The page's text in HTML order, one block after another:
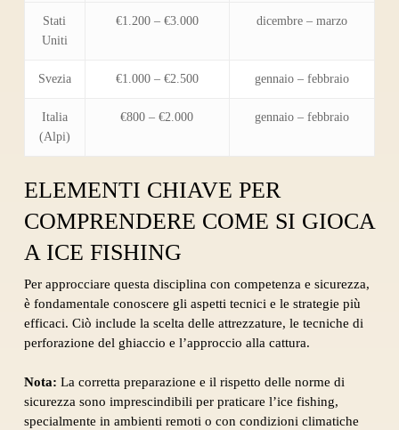
Stati
Uniti
€1.200 – €3.000 dicembre – marzo
Svezia €1.000 – €2.500 gennaio – febbraio
Italia
(Alpi)
€800 – €2.000 gennaio – febbraio
ELEMENTI CHIAVE PER
COMPRENDERE COME SI GIOCA
A ICE FISHING
Per approcciare questa disciplina con competenza e sicurezza,
è fondamentale conoscere gli aspetti tecnici e le strategie più
efficaci. Ciò include la scelta delle attrezzature, le tecniche di
perforazione del ghiaccio e l’approccio alla cattura.
Nota: La corretta preparazione e il rispetto delle norme di
sicurezza sono imprescindibili per praticare l’ice fishing,
specialmente in ambienti remoti o con condizioni climatiche